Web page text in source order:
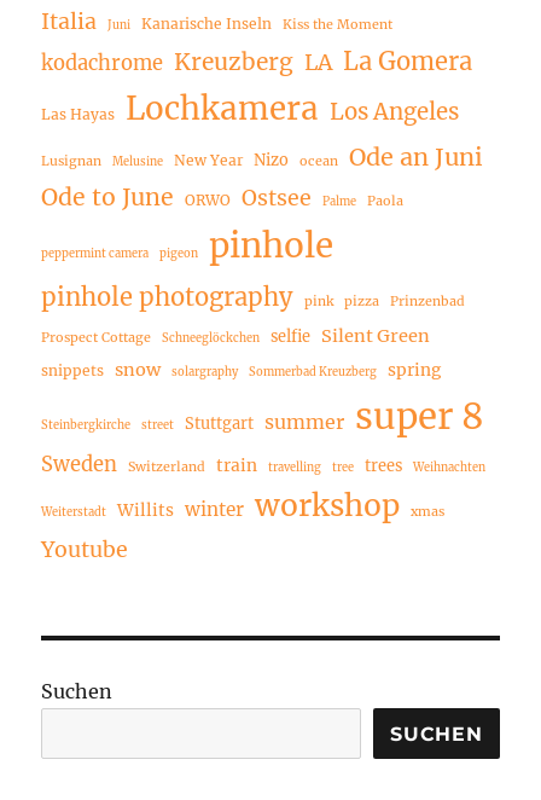
Italia Juni Kanarische Inseln Kiss the Moment
kodachrome Kreuzberg LA La Gomera
Las Hayas Lochkamera Los Angeles
Lusignan Melusine New Year Nizo ocean
Ode an Juni
Ode to June
ORWO Ostsee Palme Paola
peppermint camera pigeon pinhole
pinhole photography pink pizza Prinzenbad
Prospect Cottage Schneeglöckchen selfie Silent Green
snippets snow solargraphy Sommerbad Kreuzberg spring
Steinbergkirche street Stuttgart summer super 8
Sweden Switzerland train travelling tree trees Weihnachten
Weiterstadt Willits winter workshop xmas
Youtube
Suchen
SUCHEN